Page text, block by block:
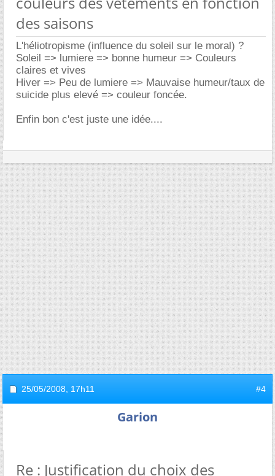
des saisons
L'héliotropisme (influence du soleil sur le moral) ?
Soleil => lumiere => bonne humeur => Couleurs
claires et vives
Hiver => Peu de lumiere => Mauvaise humeur/taux de
suicide plus elevé => couleur foncée.
Enfin bon c'est juste une idée....
25/05/2008, 17h11 #4
Garion
Re : Justification du choix des